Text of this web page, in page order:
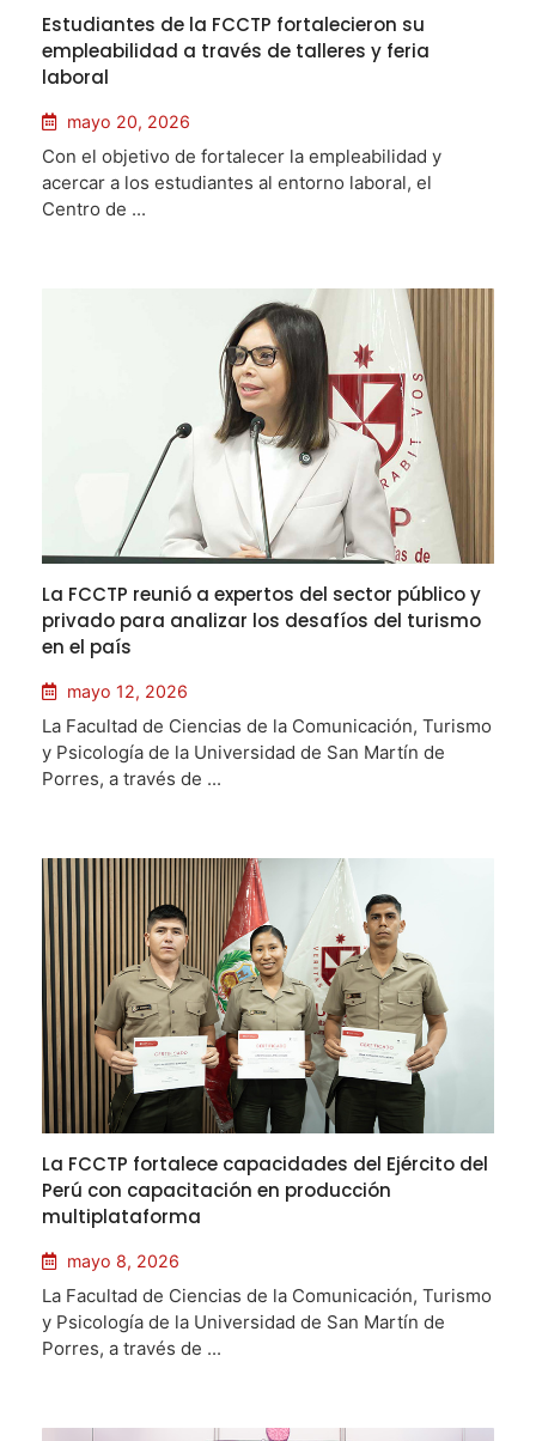
Estudiantes de la FCCTP fortalecieron su
empleabilidad a través de talleres y feria
laboral
mayo 20, 2026
Con el objetivo de fortalecer la empleabilidad y
acercar a los estudiantes al entorno laboral, el
Centro de ...
La FCCTP reunió a expertos del sector público y
privado para analizar los desafíos del turismo
en el país
mayo 12, 2026
La Facultad de Ciencias de la Comunicación, Turismo
y Psicología de la Universidad de San Martín de
Porres, a través de ...
La FCCTP fortalece capacidades del Ejército del
Perú con capacitación en producción
multiplataforma
mayo 8, 2026
La Facultad de Ciencias de la Comunicación, Turismo
y Psicología de la Universidad de San Martín de
Porres, a través de ...